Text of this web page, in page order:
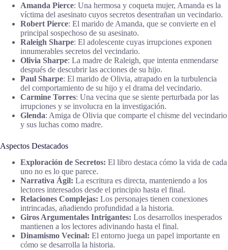
Amanda Pierce: Una hermosa y coqueta mujer, Amanda es la
víctima del asesinato cuyos secretos desentrañan un vecindario.
Robert Pierce: El marido de Amanda, que se convierte en el
principal sospechoso de su asesinato.
Raleigh Sharpe: El adolescente cuyas irrupciones exponen
innumerables secretos del vecindario.
Olivia Sharpe: La madre de Raleigh, que intenta enmendarse
después de descubrir las acciones de su hijo.
Paul Sharpe: El marido de Olivia, atrapado en la turbulencia
del comportamiento de su hijo y el drama del vecindario.
Carmine Torres: Una vecina que se siente perturbada por las
irrupciones y se involucra en la investigación.
Glenda: Amiga de Olivia que comparte el chisme del vecindario
y sus luchas como madre.
Aspectos Destacados
Exploración de Secretos: El libro destaca cómo la vida de cada
uno no es lo que parece.
Narrativa Ágil: La escritura es directa, manteniendo a los
lectores interesados desde el principio hasta el final.
Relaciones Complejas: Los personajes tienen conexiones
intrincadas, añadiendo profundidad a la historia.
Giros Argumentales Intrigantes: Los desarrollos inesperados
mantienen a los lectores adivinando hasta el final.
Dinamismo Vecinal: El entorno juega un papel importante en
cómo se desarrolla la historia.